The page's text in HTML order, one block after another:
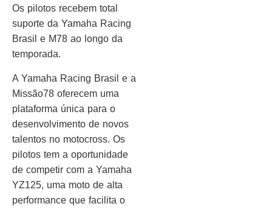
Os pilotos recebem total
suporte da Yamaha Racing
Brasil e M78 ao longo da
temporada.
A Yamaha Racing Brasil e a
Missão78 oferecem uma
plataforma única para o
desenvolvimento de novos
talentos no motocross. Os
pilotos tem a oportunidade
de competir com a Yamaha
YZ125, uma moto de alta
performance que facilita o